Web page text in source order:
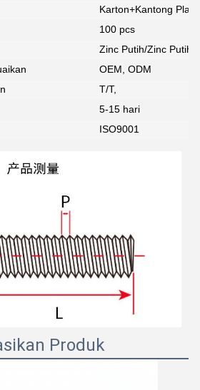
Karton+Kantong
100 pcs
Zinc Putih/Zinc Putih
OEM, ODM
T/T,
5-15 hari
ISO9001
Produk